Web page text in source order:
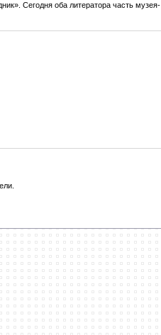
Сегодня оба литератора часть музея-